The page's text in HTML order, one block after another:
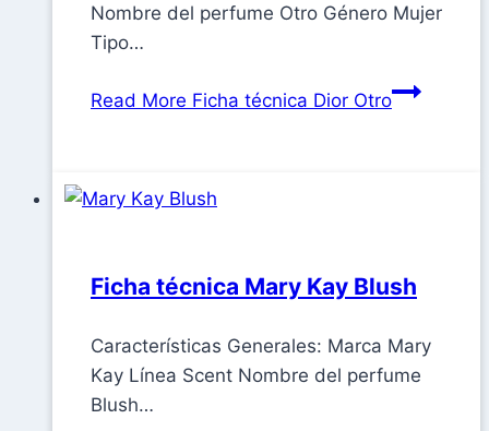
Nombre del perfume Otro Género Mujer
Tipo…
Read More Ficha técnica Dior Otro
Ficha técnica Mary Kay Blush
Características Generales: Marca Mary
Kay Línea Scent Nombre del perfume
Blush…